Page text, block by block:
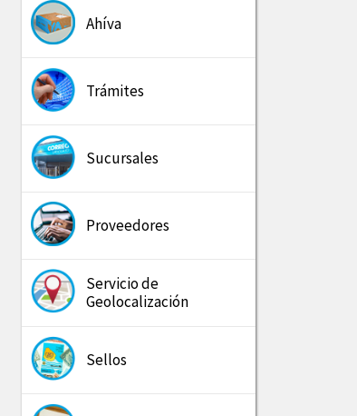
Ahíva
Trámites
Sucursales
Proveedores
Servicio de
Geolocalización
Sellos